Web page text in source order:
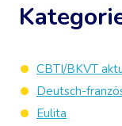
CBTI/BKVT
Deutsch-
Eulita